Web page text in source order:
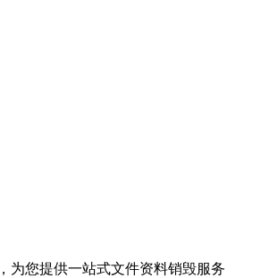
为您提供一站式文件资料销毁服务